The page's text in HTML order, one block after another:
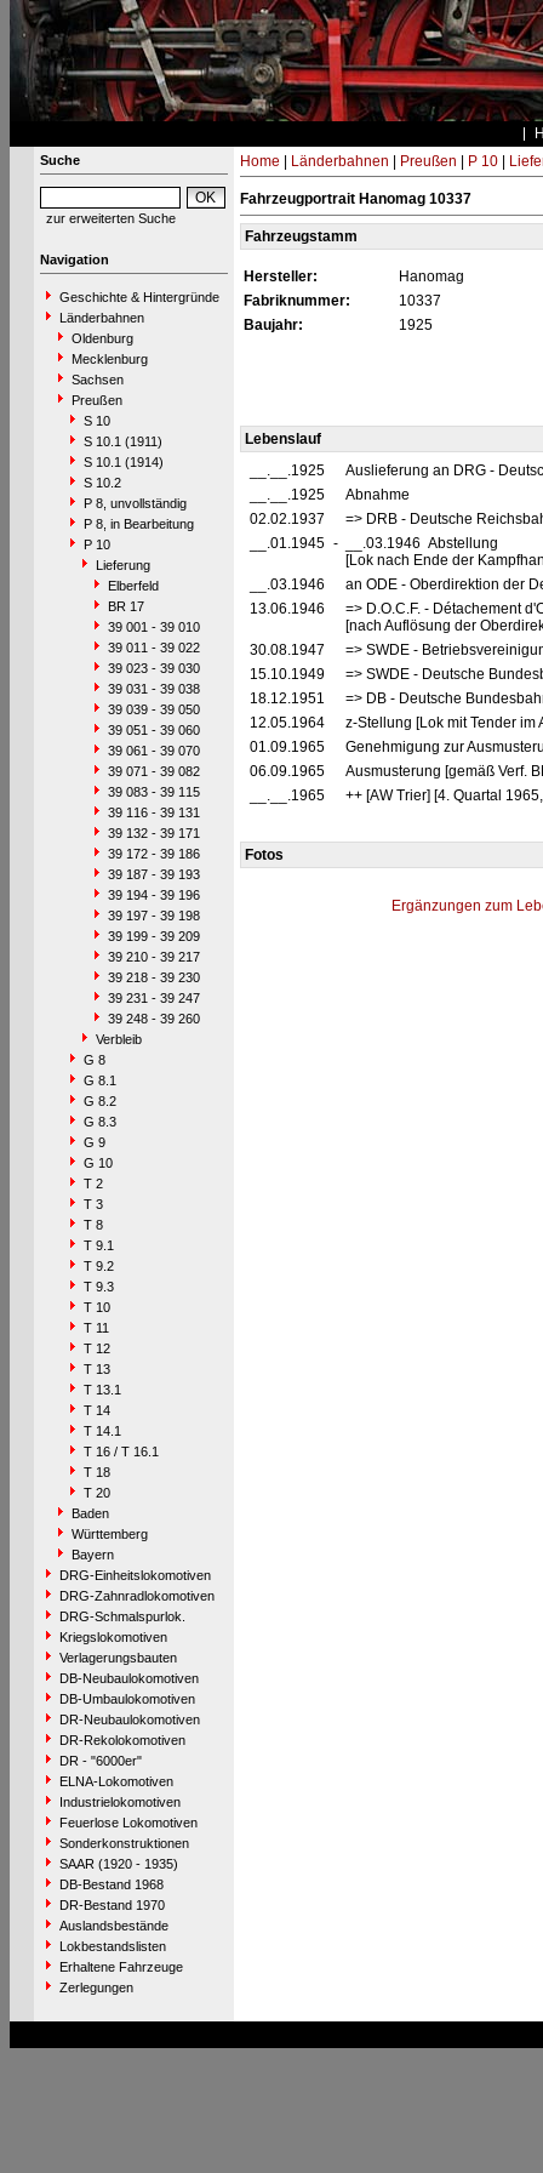
Suche
zur erweiterten Suche
Navigation
Geschichte & Hintergründe
Länderbahnen
Oldenburg
Mecklenburg
Sachsen
Preußen
S 10
S 10.1 (1911)
S 10.1 (1914)
S 10.2
P 8, unvollständig
P 8, in Bearbeitung
P 10
Lieferung
Elberfeld
BR 17
39 001 - 39 010
39 011 - 39 022
39 023 - 39 030
39 031 - 39 038
39 039 - 39 050
39 051 - 39 060
39 061 - 39 070
39 071 - 39 082
39 083 - 39 115
39 116 - 39 131
39 132 - 39 171
39 172 - 39 186
39 187 - 39 193
39 194 - 39 196
39 197 - 39 198
39 199 - 39 209
39 210 - 39 217
39 218 - 39 230
39 231 - 39 247
39 248 - 39 260
Verbleib
G 8
G 8.1
G 8.2
G 8.3
G 9
G 10
T 2
T 3
T 8
T 9.1
T 9.2
T 9.3
T 10
T 11
T 12
T 13
T 13.1
T 14
T 14.1
T 16 / T 16.1
T 18
T 20
Baden
Württemberg
Bayern
DRG-Einheitslokomotiven
DRG-Zahnradlokomotiven
DRG-Schmalspurlok.
Kriegslokomotiven
Verlagerungsbauten
DB-Neubaulokomotiven
DB-Umbaulokomotiven
DR-Neubaulokomotiven
DR-Rekolokomotiven
DR - "6000er"
ELNA-Lokomotiven
Industrielokomotiven
Feuerlose Lokomotiven
Sonderkonstruktionen
SAAR (1920 - 1935)
DB-Bestand 1968
DR-Bestand 1970
Auslandsbestände
Lokbestandslisten
Erhaltene Fahrzeuge
Zerlegungen
Home Länderbahnen Preußen P 10|
Fahrzeugportrait Hanomag 10337
Fahrzeugstamm
Hersteller:
Hanomag
Fabriknummer:
10337
Baujahr:
1925
Lebenslauf
__.__.1925
Auslieferung an DRG -
__.__.1925
Abnahme
02.02.1937
=> DRB - Deutsche
__.01.1945 -
__.03.1946 Abstellung
[Lok nach Ende der
__.03.1946
an ODE - Oberdirektion der
13.06.1946
=> D.O.C.F. - Détachement
[nach Auflösung der
30.08.1947
=> SWDE -
15.10.1949
=> SWDE - Deutsche
18.12.1951
=> DB - Deutsche
12.05.1964
z-Stellung [Lok mit Tender im
01.09.1965
Genehmigung zur
06.09.1965
Ausmusterung [gemäß Verf.
__.__.1965
++ [AW Trier] [4. Quartal
Fotos
Ergänzungen zum